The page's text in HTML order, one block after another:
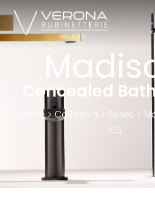
Concealed
Home>Collezioni > Series >
105